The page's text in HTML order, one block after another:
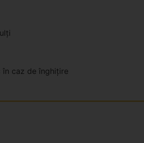
în caz de înghițire